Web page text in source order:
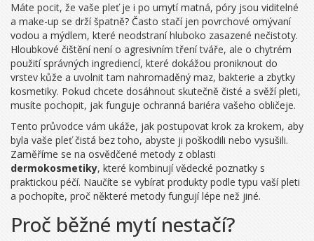
Máte pocit, že vaše pleť je i po umytí matná, póry jsou viditelné
a make-up se drží špatně? Často stačí jen povrchové omývaní
vodou a mýdlem, které neodstraní hluboko zasazené nečistoty.
Hloubkové čištění není o agresivním tření tváře, ale o chytrém
použití správných ingrediencí, které dokážou proniknout do
vrstev kůže a uvolnit tam nahromaděný maz, bakterie a zbytky
kosmetiky. Pokud chcete dosáhnout skutečně čisté a svěží pleti,
musíte pochopit, jak funguje ochranná bariéra vašeho obličeje.
Tento průvodce vám ukáže, jak postupovat krok za krokem, aby
byla vaše pleť čistá bez toho, abyste ji poškodili nebo vysušili.
Zaměříme se na osvědčené metody z oblasti
dermokosmetiky, které kombinují vědecké poznatky s
praktickou péčí. Naučíte se vybírat produkty podle typu vaší pleti
a pochopíte, proč některé metody fungují lépe než jiné.
Proč běžné mytí nestačí?